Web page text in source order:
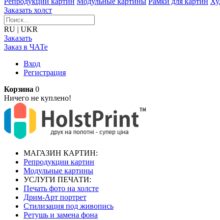
Заказать холст
RU | UKR
Заказать
Заказ в ЧАТе
Вход
Регистрация
Корзина 0
Ничего не куплено!
МАГАЗИН КАРТИН:
Репродукции картин
Модульные картины
УСЛУГИ ПЕЧАТИ:
Печать фото на холсте
Дрим-Арт портрет
Стилизация под живопись
Ретушь и замена фона